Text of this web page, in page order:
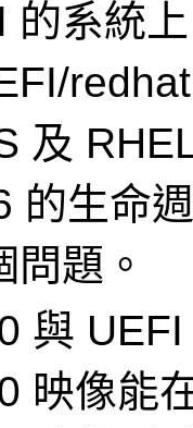
的系統
及
的生命
題。
與
映像能